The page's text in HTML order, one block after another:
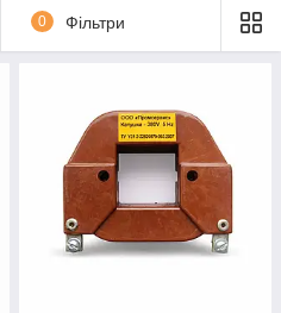
0 Фільтри